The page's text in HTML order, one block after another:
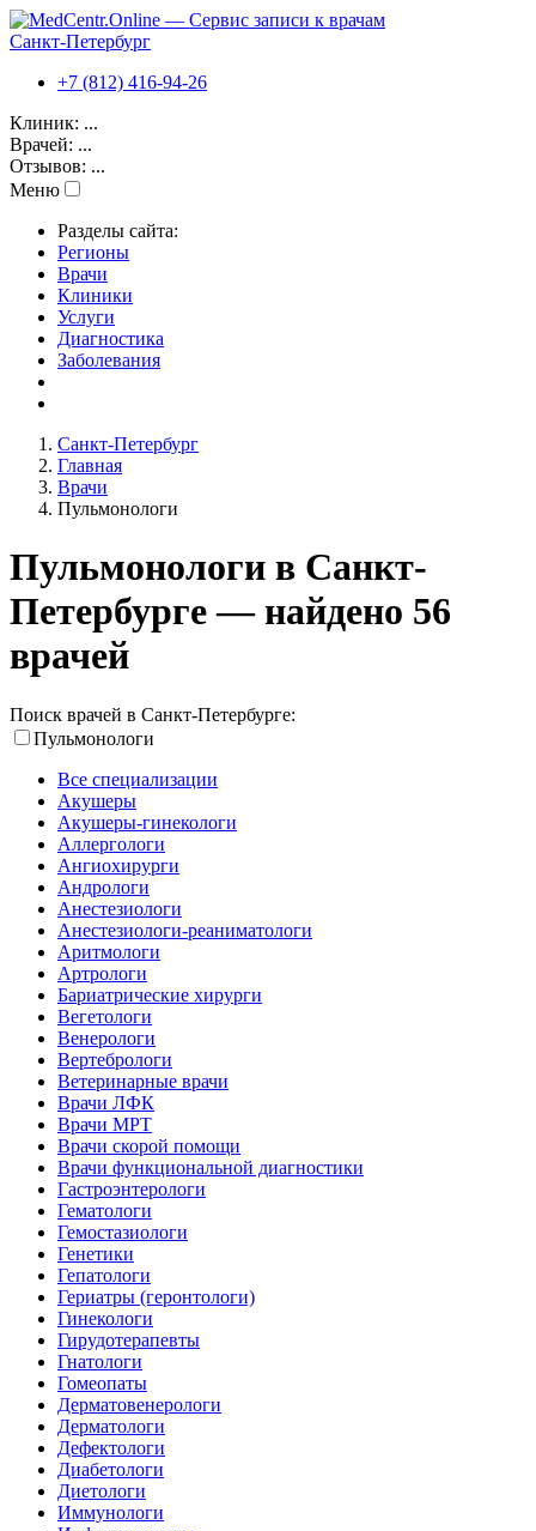
Санкт-Петербург
+7 (812) 416-94-26
Клиник: ...
Врачей: ...
Отзывов: ...
Меню
Разделы сайта:
Регионы
Врачи
Клиники
Услуги
Диагностика
Заболевания
Санкт-Петербург
Главная
Врачи
Пульмонологи
Пульмонологи в Санкт-
Петербурге — найдено 56
врачей
Поиск врачей в Санкт-Петербурге:
Пульмонологи
Все специализации
Акушеры
Акушеры-гинекологи
Аллергологи
Ангиохирурги
Андрологи
Анестезиологи
Анестезиологи-реаниматологи
Аритмологи
Артрологи
Бариатрические хирурги
Вегетологи
Венерологи
Вертебрологи
Ветеринарные врачи
Врачи ЛФК
Врачи МРТ
Врачи скорой помощи
Врачи функциональной диагностики
Гастроэнтерологи
Гематологи
Гемостазиологи
Генетики
Гепатологи
Гериатры (геронтологи)
Гинекологи
Гирудотерапевты
Гнатологи
Гомеопаты
Дерматовенерологи
Дерматологи
Дефектологи
Диабетологи
Диетологи
Иммунологи